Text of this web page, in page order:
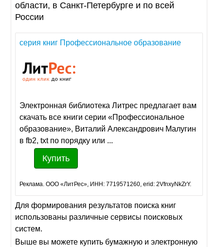
области, в Санкт-Петербурге и по всей
России
серия книг Профессиональное образование
Электронная библиотека Литрес предлагает вам
скачать все книги серии «Профессиональное
образование», Виталий Александрович Малугин
в fb2, txt по порядку или ...
Купить
Реклама. ООО «ЛитРес», ИНН: 7719571260, erid: 2VfnxyNkZrY.
Для формирования результатов поиска книг
использованы различные сервисы поисковых
систем.
Выше вы можете купить бумажную и электронную